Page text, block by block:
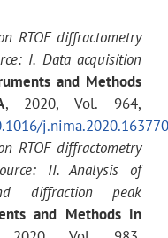
(0 ÷ 10) × (0 ÷ 75)
мм
28.14 м
RTOF diffractometry
I. Data acquisition
and Methods
, 2020, Vol. 964,
j.nima.2020.163770
RTOF diffractometry
II. Analysis of
diffraction peak
and Methods in